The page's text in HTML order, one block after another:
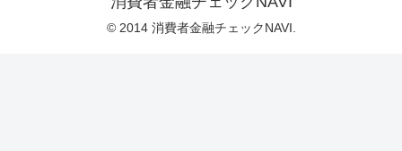
© 2014 消費者金融チェックNAVI.